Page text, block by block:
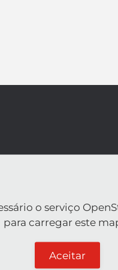
o serviço
para carregar este
Aceitar